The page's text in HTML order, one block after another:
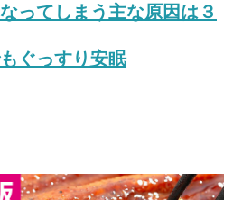
ってしまう主な原因は３
ぐっすり安眠